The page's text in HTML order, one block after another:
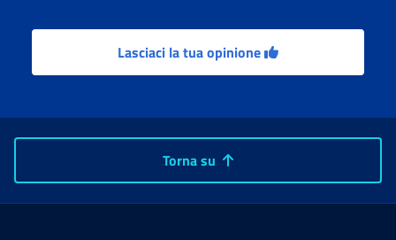
Lasciaci la tua opinione
Torna su